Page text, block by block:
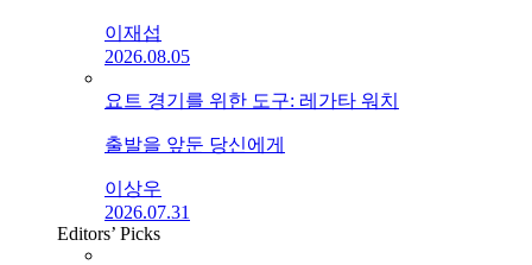
이재섭
2026.08.05
요트 경기를 위한 도구: 레가타 워치
출발을 앞둔 당신에게
이상우
2026.07.31
Editors’ Picks